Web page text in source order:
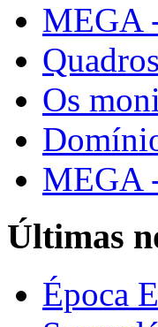
MEGA
Os
MEGA
Últimas
Época